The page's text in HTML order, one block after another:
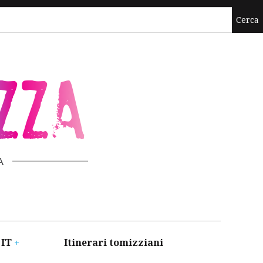
Itinerari tomizziani